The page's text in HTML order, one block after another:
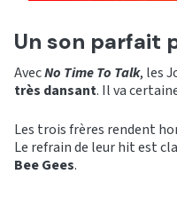
Un son parfait
AvecNo Time To Talk, les
très dansant. Il va
Les trois frères rendent
Le refrain de leur hit est
Bee Gees.